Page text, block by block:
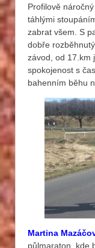
Profilově
táhlými
zabrat všem. S
dobře
závod, od 17.km
spokojenost s
bahenním běhu
Martina
půlmaraton, kde